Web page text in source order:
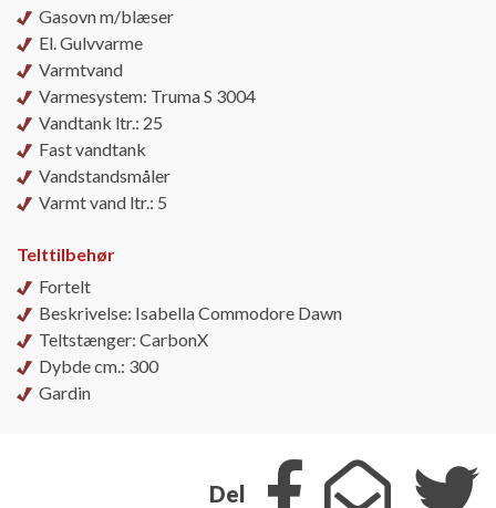
Gasovn m/blæser
El. Gulvvarme
Varmtvand
Varmesystem: Truma S 3004
Vandtank ltr.: 25
Fast vandtank
Vandstandsmåler
Varmt vand ltr.: 5
Telttilbehør
Fortelt
Beskrivelse: Isabella Commodore Dawn
Teltstænger: CarbonX
Dybde cm.: 300
Gardin
Del